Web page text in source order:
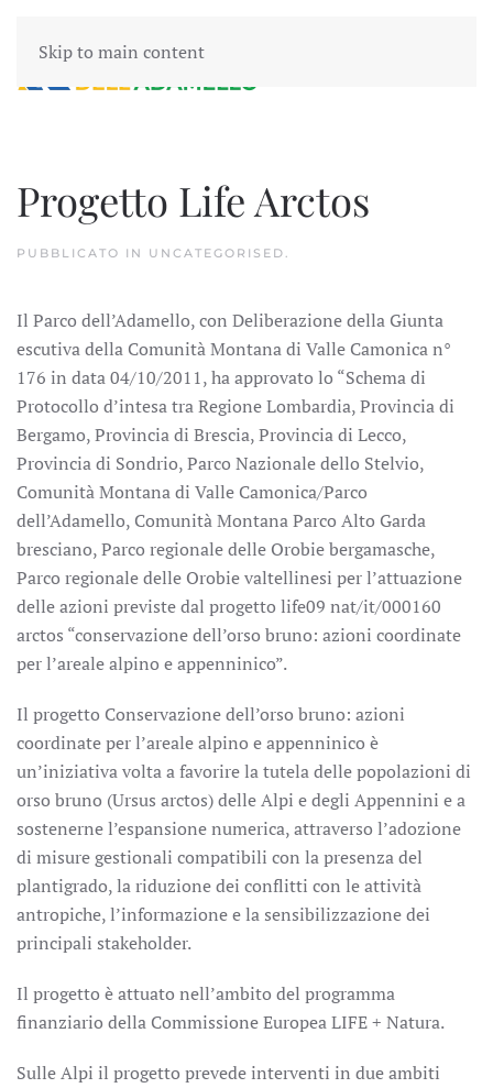
Skip to main content
Progetto Life Arctos
PUBBLICATO IN UNCATEGORISED.
Il Parco dell’Adamello, con Deliberazione della Giunta
escutiva della Comunità Montana di Valle Camonica n°
176 in data 04/10/2011, ha approvato lo “Schema di
Protocollo d’intesa tra Regione Lombardia, Provincia di
Bergamo, Provincia di Brescia, Provincia di Lecco,
Provincia di Sondrio, Parco Nazionale dello Stelvio,
Comunità Montana di Valle Camonica/Parco
dell’Adamello, Comunità Montana Parco Alto Garda
bresciano, Parco regionale delle Orobie bergamasche,
Parco regionale delle Orobie valtellinesi per l’attuazione
delle azioni previste dal progetto life09 nat/it/000160
arctos “conservazione dell’orso bruno: azioni coordinate
per l’areale alpino e appenninico”.
Il progetto Conservazione dell’orso bruno: azioni
coordinate per l’areale alpino e appenninico è
un’iniziativa volta a favorire la tutela delle popolazioni di
orso bruno (Ursus arctos) delle Alpi e degli Appennini e a
sostenerne l’espansione numerica, attraverso l’adozione
di misure gestionali compatibili con la presenza del
plantigrado, la riduzione dei conflitti con le attività
antropiche, l’informazione e la sensibilizzazione dei
principali stakeholder.
Il progetto è attuato nell’ambito del programma
finanziario della Commissione Europea LIFE + Natura.
Sulle Alpi il progetto prevede interventi in due ambiti